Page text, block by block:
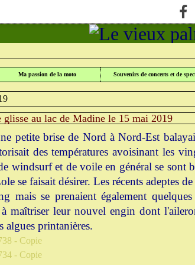
Ma passion de la moto
> WINDSURF AU LAC DE MADINE > SPORTS DE
glisse au lac de Madine le 15 mai 2019
petite brise de Nord à Nord-Est
des températures avoisinant les
windsurf et de voile en général se sont
se faisait désirer. Les récents adeptes
mais se prenaient également
maîtriser leur nouvel engin dont
algues printanières.